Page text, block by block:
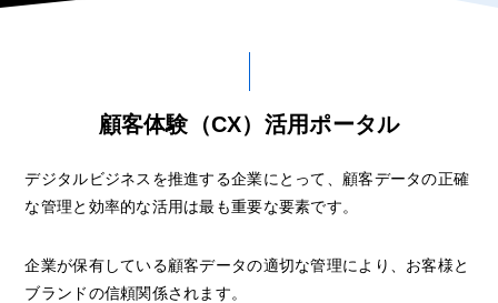
顧客体験（CX）活用ポータル
デジタルビジネスを推進する企業にとって、顧客データの正確
な管理と効率的な活用は最も重要な要素です。
企業が保有している顧客データの適切な管理により、お客様と
ブランドの信頼関係されます。